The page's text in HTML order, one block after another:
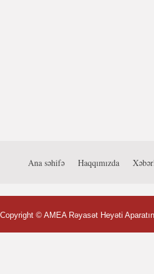
Ana səhifə Haqqımızda
Copyright © AMEA Rəyasət Heyəti